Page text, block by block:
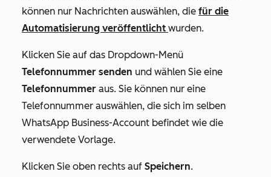
können nur Nachrichten auswählen, die für die
Automatisierung veröffentlicht wurden.
Klicken Sie auf das Dropdown-Menü
Telefonnummer senden und wählen Sie eine
Telefonnummer aus. Sie können nur eine
Telefonnummer auswählen, die sich im selben
WhatsApp Business-Account befindet wie die
verwendete Vorlage.
Klicken Sie oben rechts auf Speichern.